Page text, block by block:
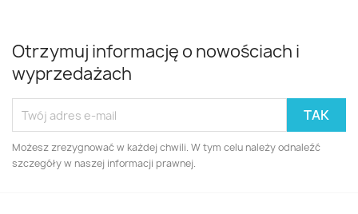
Otrzymuj informację o nowościach i
wyprzedażach
Możesz zrezygnować w każdej chwili. W tym celu należy odnaleźć
szczegóły w naszej informacji prawnej.